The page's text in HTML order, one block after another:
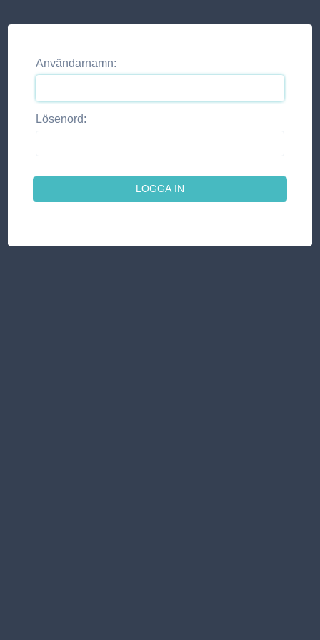
Användarnamn:
Lösenord: